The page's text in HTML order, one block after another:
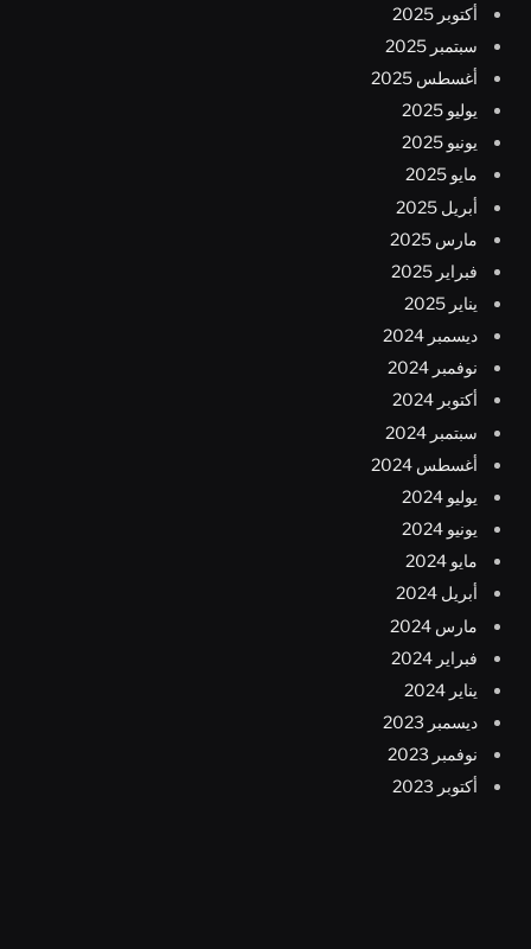
أكتوبر 2025
سبتمبر 2025
أغسطس 2025
يوليو 2025
يونيو 2025
مايو 2025
أبريل 2025
مارس 2025
فبراير 2025
يناير 2025
ديسمبر 2024
نوفمبر 2024
أكتوبر 2024
سبتمبر 2024
أغسطس 2024
يوليو 2024
يونيو 2024
مايو 2024
أبريل 2024
مارس 2024
فبراير 2024
يناير 2024
ديسمبر 2023
نوفمبر 2023
أكتوبر 2023